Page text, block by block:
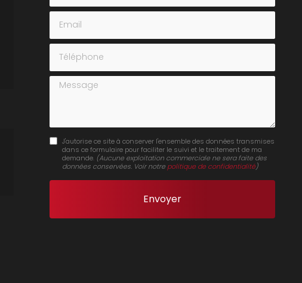
Email
Téléphone
Message
J'autorise ce site à conserver l'ensemble des données transmises
dans ce formulaire pour faciliter le suivi et le traitement de ma
demande. (Aucune exploitation commerciale ne sera faite des
données conservées. Voir notre politique de confidentialité)